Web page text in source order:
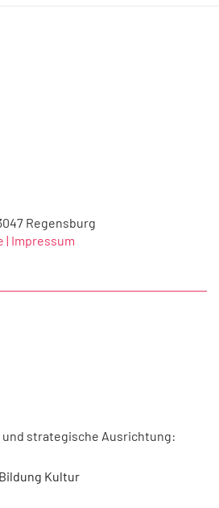
Regensburg
| Impressum
strategische Ausrichtung:
Kultur